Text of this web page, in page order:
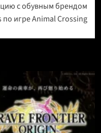
с обувным брендом
по игре Animal Crossing